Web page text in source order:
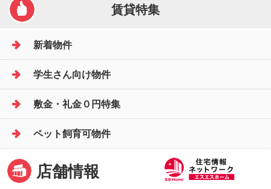
賃貸特集
新着物件
学生さん向け物件
敷金・礼金０円特集
ペット飼育可物件
店舗情報